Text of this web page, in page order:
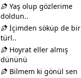
Yaş olup gözlerime
doldun..
İçimden söküp de bir
türl..
Hoyrat eller almış
dününü
Bilmem ki gönül sen